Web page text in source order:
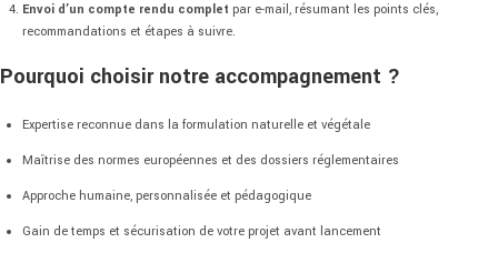
Envoi d’un compte rendu complet par e-mail, résumant les points clés,
recommandations et étapes à suivre.
Pourquoi choisir notre accompagnement ?
Expertise reconnue dans la formulation naturelle et végétale
Maîtrise des normes européennes et des dossiers réglementaires
Approche humaine, personnalisée et pédagogique
Gain de temps et sécurisation de votre projet avant lancement